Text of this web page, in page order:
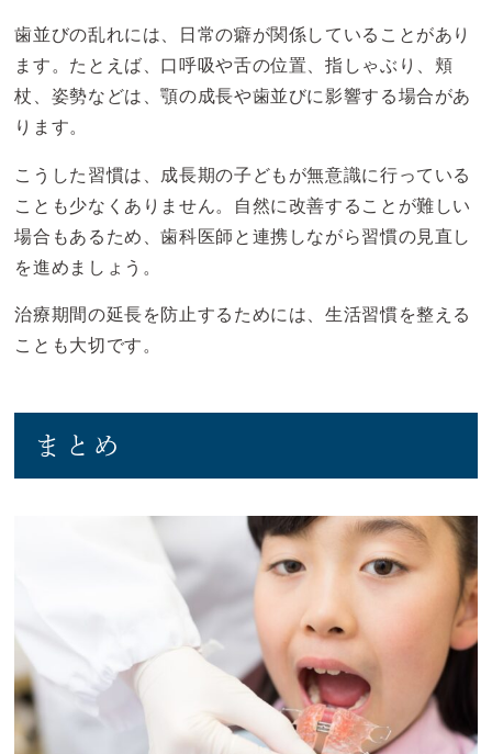
歯並びの乱れには、日常の癖が関係していることがあり
ます。たとえば、口呼吸や舌の位置、指しゃぶり、頬
杖、姿勢などは、顎の成長や歯並びに影響する場合があ
ります。
こうした習慣は、成長期の子どもが無意識に行っている
ことも少なくありません。自然に改善することが難しい
場合もあるため、歯科医師と連携しながら習慣の見直し
を進めましょう。
治療期間の延長を防止するためには、生活習慣を整える
ことも大切です。
まとめ